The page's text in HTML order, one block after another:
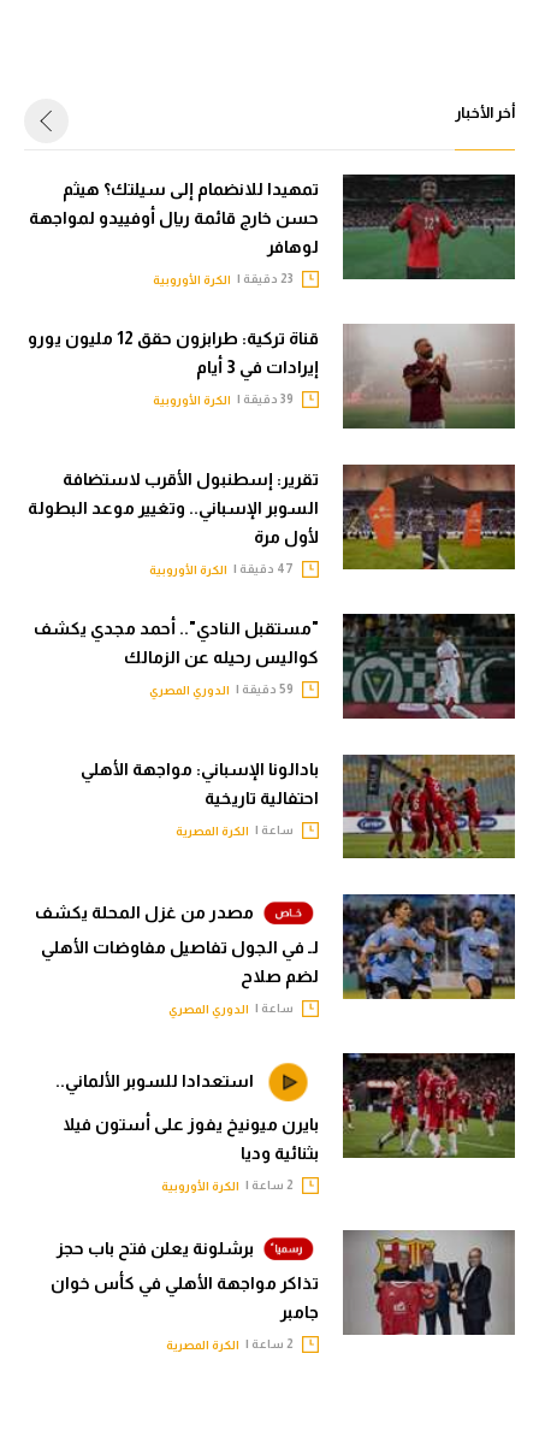
أخر الأخبار
تمهيدا للانضمام إلى سيلتك؟ هيثم
حسن خارج قائمة ريال أوفييدو لمواجهة
لوهافر
الكرة الأوروبية
قناة تركية: طرابزون حقق 12 مليون يورو
إيرادات في 3 أيام
الكرة الأوروبية
تقرير: إسطنبول الأقرب لاستضافة
السوبر الإسباني.. وتغيير موعد البطولة
لأول مرة
الكرة الأوروبية
"مستقبل النادي".. أحمد مجدي يكشف
كواليس رحيله عن الزمالك
الدوري المصري
بادالونا الإسباني: مواجهة الأهلي
احتفالية تاريخية
ساعة | الكرة المصرية
مصدر من غزل المحلة يكشف
لـ في الجول تفاصيل مفاوضات الأهلي
لضم صلاح
ساعة | الدوري المصري
استعدادا للسوبر الألماني..
بايرن ميونيخ يفوز على أستون فيلا
بثنائية وديا
الكرة الأوروبية
برشلونة يعلن فتح باب حجز
تذاكر مواجهة الأهلي في كأس خوان
جامبر
الكرة المصرية